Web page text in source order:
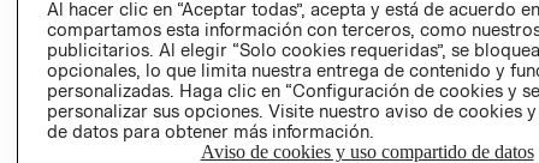
Colombia ($)
CAMBIAR REGIÓN
Al hacer clic en “Aceptar todas”, acepta y está de acuerdo
compartamos esta información con terceros, como
publicitarios. Al elegir “Solo cookies requeridas”, se
opcionales, lo que limita nuestra entrega de contenido y
personalizadas. Haga clic en “Configuración de cookies y
personalizar sus opciones. Visite nuestro aviso de cookies
de datos para obtener más información.
Aviso de cookies y uso compartido de datos